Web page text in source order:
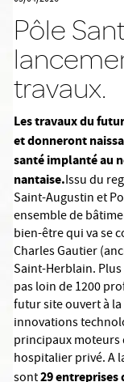
Pôle
travaux.
Les travaux du
et donneront
santé implanté au
nantaise.Issu du
Saint-Augustin et
ensemble de
bien-être qui va se
Charles Gautier
Saint-Herblain.
pas loin de 1200
futur site ouvert à
innovations
principaux moteurs
hospitalier privé. A
29 entreprises